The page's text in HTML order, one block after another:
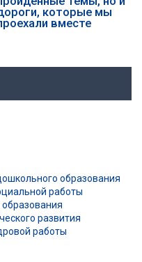
которые мы
вместе
образования
работы
развития
работы